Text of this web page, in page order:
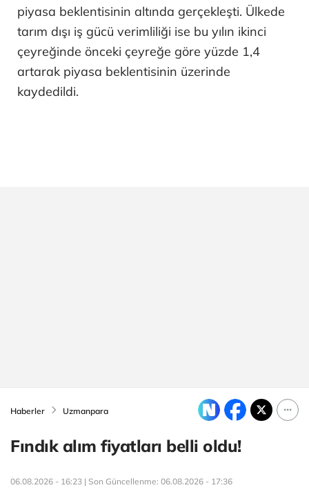
piyasa beklentisinin altında gerçekleşti. Ülkede
tarım dışı iş gücü verimliliği ise bu yılın ikinci
çeyreğinde önceki çeyreğe göre yüzde 1,4
artarak piyasa beklentisinin üzerinde
kaydedildi.
Haberler Uzmanpara
Fındık alım fiyatları belli oldu!
06.08.2026 - 16:23 | Son Güncellenme: 06.08.2026 - 17:36